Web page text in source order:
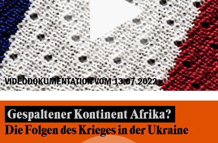
VIDEODOKUMENTATION VOM 13.07.2022
Gespaltener Kontinent Afrika?
Die Folgen des Krieges in der Ukraine